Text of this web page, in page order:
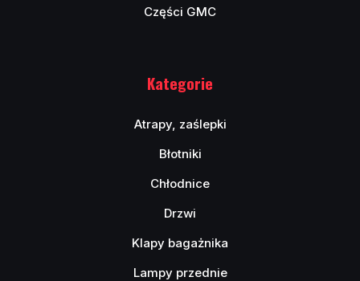
Części GMC
Kategorie
Atrapy, zaślepki
Błotniki
Chłodnice
Drzwi
Klapy bagażnika
Lampy przednie